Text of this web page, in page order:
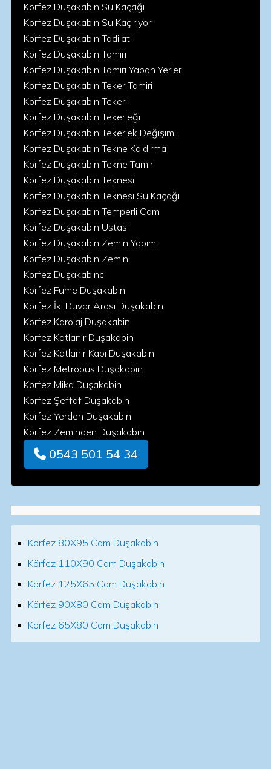
Körfez Duşakabin Su Kaçağı
Körfez Duşakabin Su Kaçırıyor
Körfez Duşakabin Tadilatı
Körfez Duşakabin Tamiri
Körfez Duşakabin Tamiri Yapan Yerler
Körfez Duşakabin Teker Tamiri
Körfez Duşakabin Tekeri
Körfez Duşakabin Tekerleği
Körfez Duşakabin Tekerlek Değişimi
Körfez Duşakabin Tekne Kaldırma
Körfez Duşakabin Tekne Tamiri
Körfez Duşakabin Teknesi
Körfez Duşakabin Teknesi Su Kaçağı
Körfez Duşakabin Temperli Cam
Körfez Duşakabin Ustası
Körfez Duşakabin Zemin Yapımı
Körfez Duşakabin Zemini
Körfez Duşakabinci
Körfez Füme Duşakabin
Körfez İki Duvar Arası Duşakabin
Körfez Karolaj Duşakabin
Körfez Katlanır Duşakabin
Körfez Katlanır Kapı Duşakabin
Körfez Metrobüs Duşakabin
Körfez Mika Duşakabin
Körfez Şeffaf Duşakabin
Körfez Yerden Duşakabin
Körfez Zeminden Duşakabin
0543 501 54 34
Körfez 80X95 Cam Duşakabin
Körfez 110X90 Cam Duşakabin
Körfez 125X65 Cam Duşakabin
Körfez 90X80 Cam Duşakabin
Körfez 65X80 Cam Duşakabin